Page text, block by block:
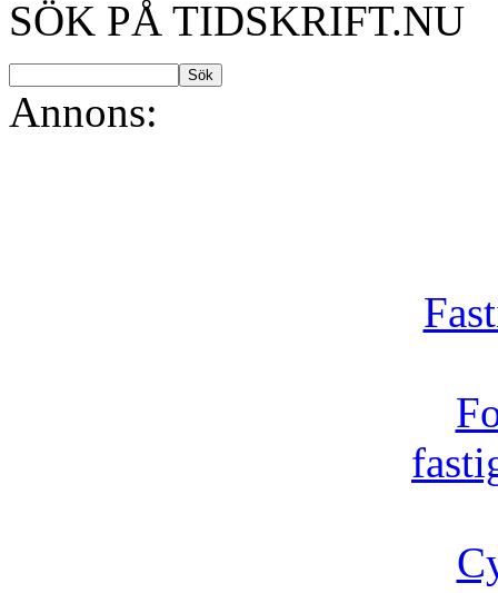
SÖK PÅ TIDSKRIFT.NU
Annons: